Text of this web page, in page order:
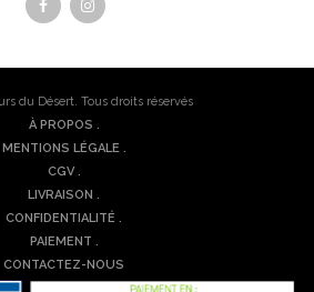
du Désert. Tous droits réservés
À PROPOS .
MENTIONS LÉGALE .
CGV .
LIVRAISON .
CONFIDENTIALITÉ .
PAIEMENT .
CONTACTEZ-NOUS